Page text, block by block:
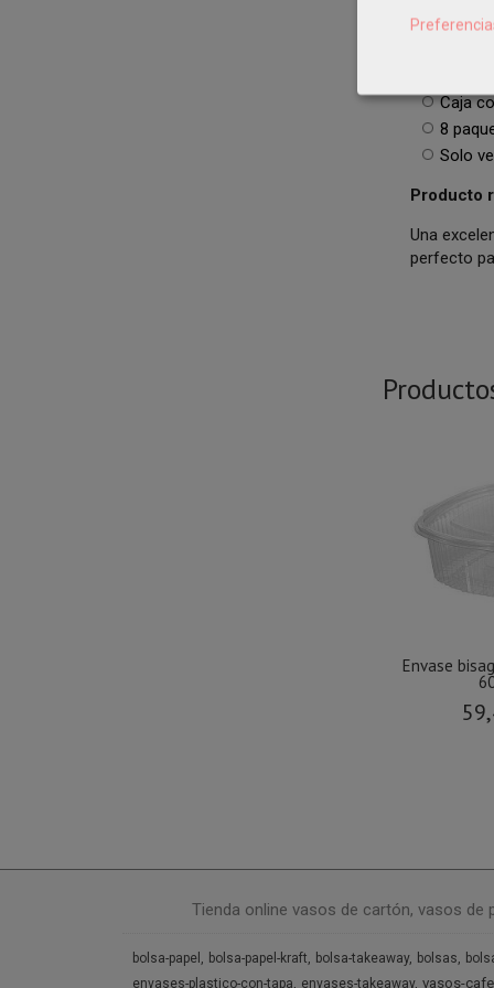
Caja
8
Solo
Producto
Una
perfecto
Envase
Tienda online vasos de cartón, vasos de
bolsa-papel bolsa-papel-kraft bolsa-takeaway bolsas
envases-plastico-con-tapa
envases-takeaway vasos-cafe